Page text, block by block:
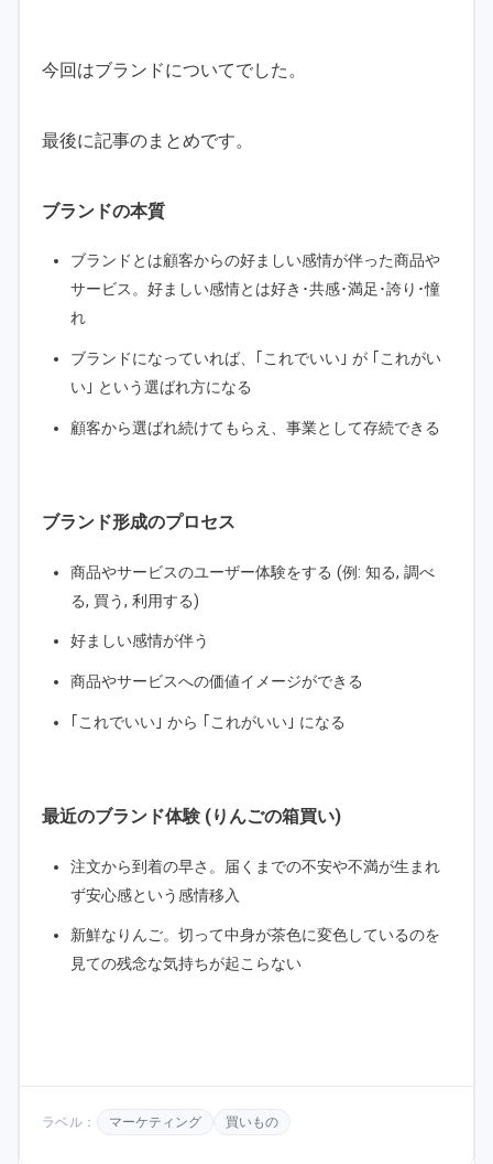
今回はブランドについてでした。
最後に記事のまとめです。
ブランドの本質
ブランドとは顧客からの好ましい感情が伴った商品や
サービス。好ましい感情とは好き･共感･満足･誇り･憧
れ
ブランドになっていれば、｢これでいい｣ が ｢これがい
い｣ という選ばれ方になる
顧客から選ばれ続けてもらえ、事業として存続できる
ブランド形成のプロセス
商品やサービスのユーザー体験をする (例: 知る, 調べ
る, 買う, 利用する)
好ましい感情が伴う
商品やサービスへの価値イメージができる
｢これでいい｣ から ｢これがいい｣ になる
最近のブランド体験 (りんごの箱買い)
注文から到着の早さ。届くまでの不安や不満が生まれ
ず安心感という感情移入
新鮮なりんご。切って中身が茶色に変色しているのを
見ての残念な気持ちが起こらない
ラベル： マーケティング 買いもの